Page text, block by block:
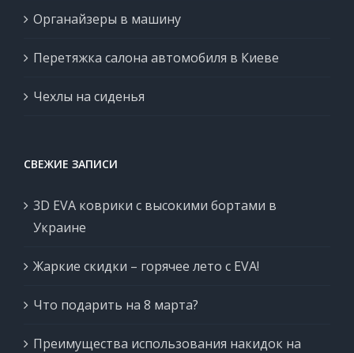
Органайзеры в машину
Перетяжка салона автомобиля в Киеве
Чехлы на сиденья
СВЕЖИЕ ЗАПИСИ
3D EVA коврики с высокими бортами в
Украине
Жаркие скидки – горячее лето с EVA!
Что подарить на 8 марта?
Преимущества использования накидок на